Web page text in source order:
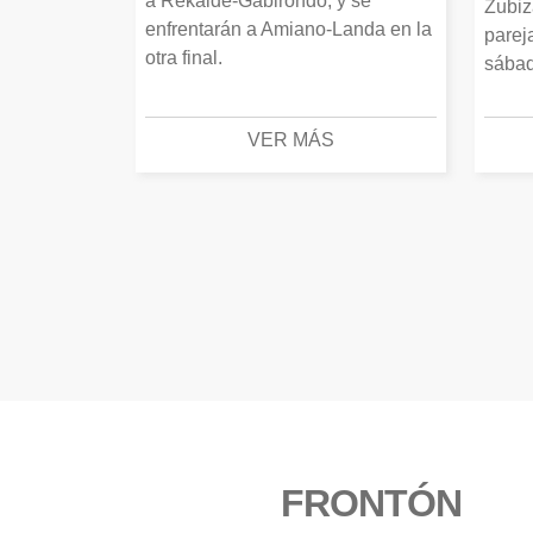
enfrentarán a Amiano-Landa en la
otra final.
VER MÁS
FRONTÓN